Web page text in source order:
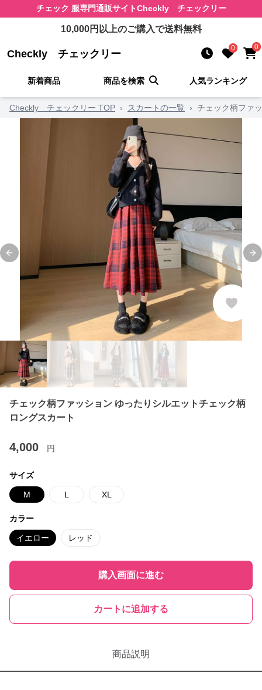
チェック 服専門通販サイトCheckly チェックリー
10,000円以上のご購入で送料無料
Checkly チェックリー 0 0
新着商品 商品を検索 人気ランキング
Checkly チェックリー TOP › スカートの一覧 › チェック柄ファ
Previous slide
チェック柄ファッション ゆったりシルエットチェック柄
ロングスカート
4,000 円
サイズ
M L XL
カラー
イエロー レッド
購入画面に進む
カートに追加する
商品説明